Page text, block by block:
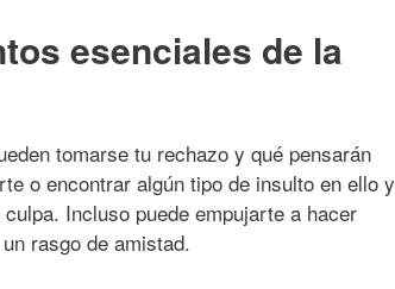
esenciales de la
tomarse tu rechazo y qué pensarán
o encontrar algún tipo de insulto en ello y
Incluso puede empujarte a hacer
rasgo de amistad.